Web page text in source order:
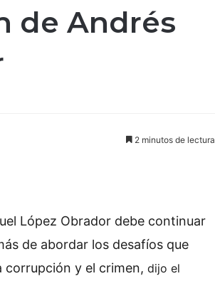
de Andrés
2 minutos de lectura
López Obrador debe continuar
de abordar los desafíos que
corrupción y el crimen, dijo el